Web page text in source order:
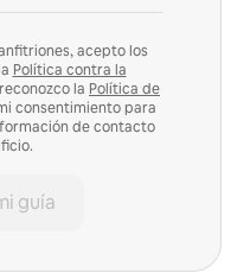
acepto los
Política contra la
la Política de
consentimiento para
de contacto
guía